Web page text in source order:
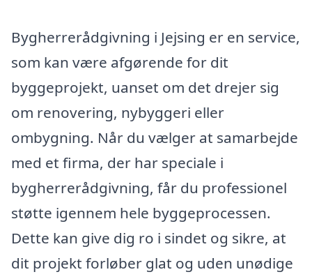
Bygherrerådgivning i Jejsing er en service,
som kan være afgørende for dit
byggeprojekt, uanset om det drejer sig
om renovering, nybyggeri eller
ombygning. Når du vælger at samarbejde
med et firma, der har speciale i
bygherrerådgivning, får du professionel
støtte igennem hele byggeprocessen.
Dette kan give dig ro i sindet og sikre, at
dit projekt forløber glat og uden unødige